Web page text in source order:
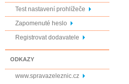
Test nastavení prohlížeče
Zapomenuté heslo
Registrovat dodavatele
ODKAZY
www.spravazeleznic.cz